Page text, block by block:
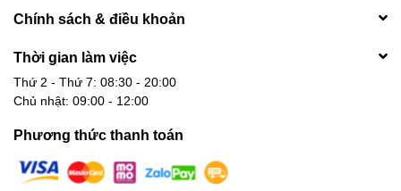
Chính sách & điều khoản
Thời gian làm việc
Thứ 2 - Thứ 7: 08:30 - 20:00
Chủ nhật: 09:00 - 12:00
Phương thức thanh toán